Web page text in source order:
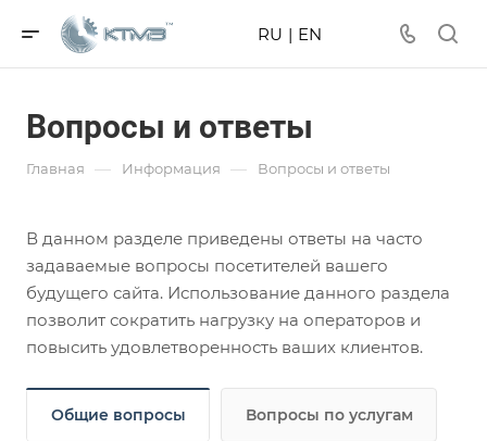
RU | EN
Вопросы и ответы
Главная — Информация — Вопросы и ответы
В данном разделе приведены ответы на часто
задаваемые вопросы посетителей вашего
будущего сайта. Использование данного раздела
позволит сократить нагрузку на операторов и
повысить удовлетворенность ваших клиентов.
Общие вопросы Вопросы по услугам